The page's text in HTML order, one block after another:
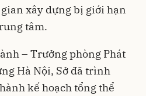
xây dựng bị giới hạn
tâm.
– Trưởng phòng Phát
Hà Nội, Sở đã trình
kế hoạch tổng thể